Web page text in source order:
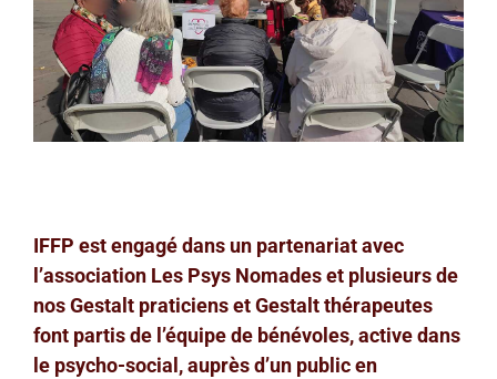
IFFP est engagé dans un partenariat avec
l’association Les Psys Nomadeset plusieurs de
nos Gestalt praticiens et Gestalt thérapeutes
font partis de l’équipe de bénévoles, active dans
le psycho-social, auprès d’un public en